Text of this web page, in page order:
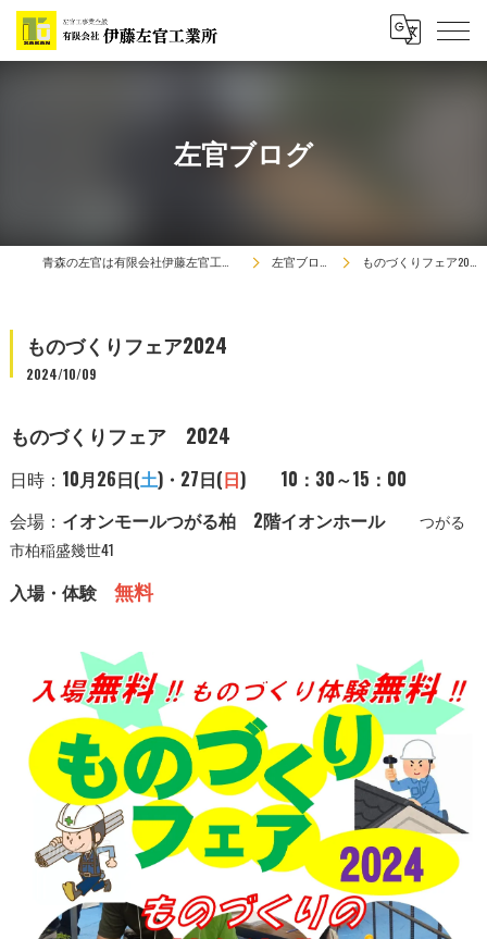
左官ブログ
左官ブログ ものづくりフェア2024
ものづくりフェア2024
2024/10/09
ものづくりフェア 2024
日時： 10月26日(土)・27日(日) 10：30～15：00
会場： イオンモールつがる柏 2階イオンホール
つがる
市柏稲盛幾世41
入場・体験 無料